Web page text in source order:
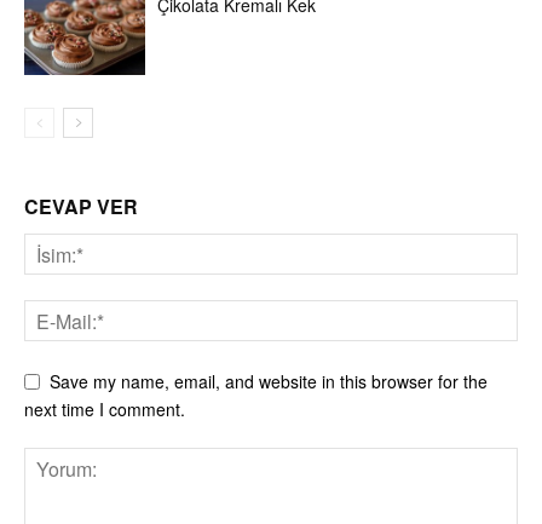
Çikolata Kremalı Kek
CEVAP VER
Save my name, email, and website in this browser for the
next time I comment.